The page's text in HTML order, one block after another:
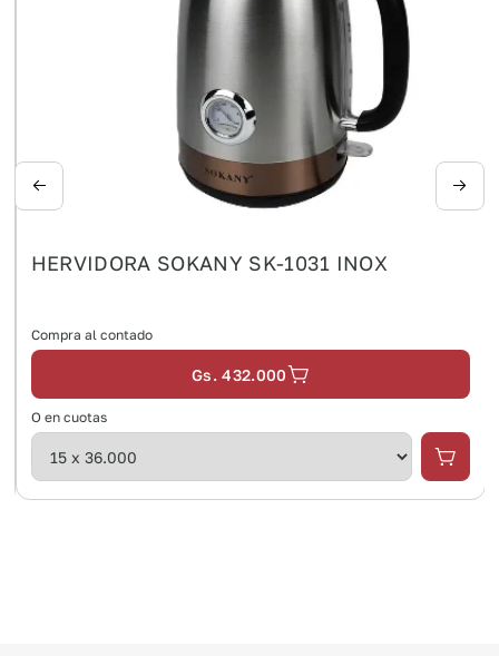
HERVIDORA SOKANY SK-1031 INOX
Compra al contado
Gs. 432.000
O en cuotas